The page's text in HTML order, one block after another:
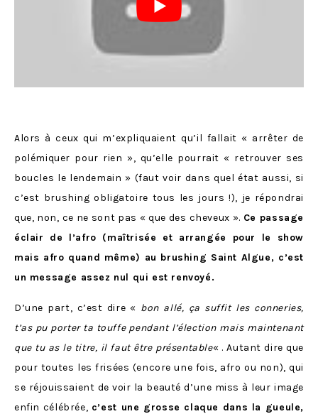
Alors à ceux qui m’expliquaient qu’il fallait « arrêter de
polémiquer pour rien », qu’elle pourrait « retrouver ses
boucles le lendemain » (faut voir dans quel état aussi, si
c’est brushing obligatoire tous les jours !), je répondrai
que, non, ce ne sont pas « que des cheveux ». Ce passage
éclair de l’afro (maîtrisée et arrangée pour le show
mais afro quand même) au brushing Saint Algue, c’est
un message assez nul qui est renvoyé.
D’une part, c’est dire « bon allé, ça suffit les conneries,
t’as pu porter ta touffe pendant l’élection mais maintenant
que tu as le titre, il faut être présentable« . Autant dire que
pour toutes les frisées (encore une fois, afro ou non), qui
se réjouissaient de voir la beauté d’une miss à leur image
enfin célébrée, c’est une grosse claque dans la gueule,